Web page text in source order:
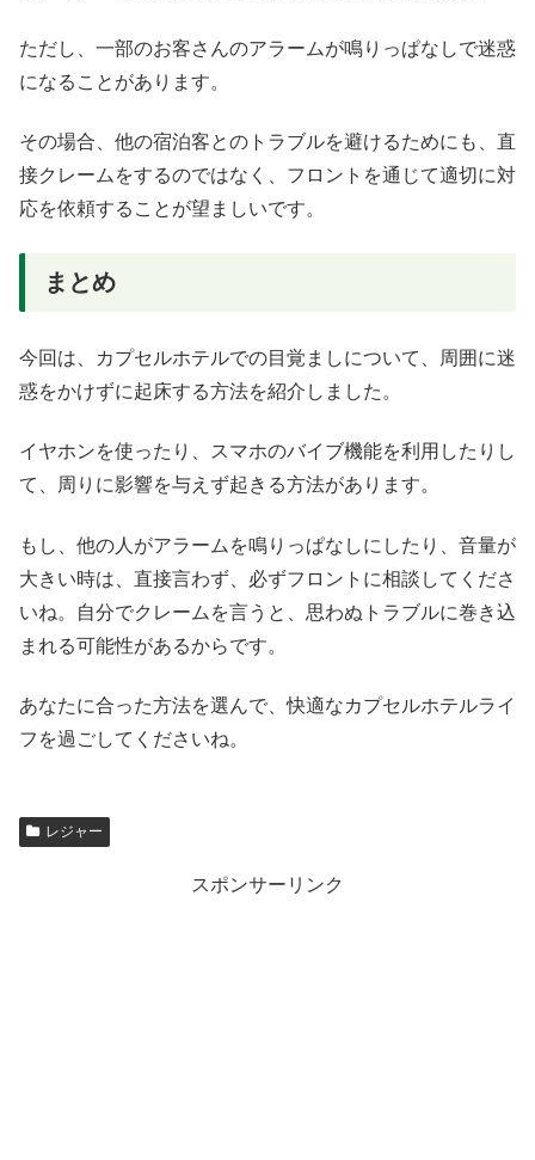
ただし、一部のお客さんのアラームが鳴りっぱなしで迷惑
になることがあります。
その場合、他の宿泊客とのトラブルを避けるためにも、直
接クレームをするのではなく、フロントを通じて適切に対
応を依頼することが望ましいです。
まとめ
今回は、カプセルホテルでの目覚ましについて、周囲に迷
惑をかけずに起床する方法を紹介しました。
イヤホンを使ったり、スマホのバイブ機能を利用したりし
て、周りに影響を与えず起きる方法があります。
もし、他の人がアラームを鳴りっぱなしにしたり、音量が
大きい時は、直接言わず、必ずフロントに相談してくださ
いね。自分でクレームを言うと、思わぬトラブルに巻き込
まれる可能性があるからです。
あなたに合った方法を選んで、快適なカプセルホテルライ
フを過ごしてくださいね。
レジャー
スポンサーリンク